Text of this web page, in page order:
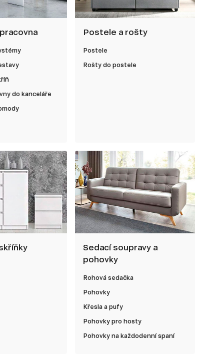
do kanceláře
Postele a rošty
Postele
Rošty do postele
Sedací soupravy a
pohovky
Rohová sedačka
Pohovky
Křesla a pufy
Pohovky pro hosty
Pohovky na každodenní spaní